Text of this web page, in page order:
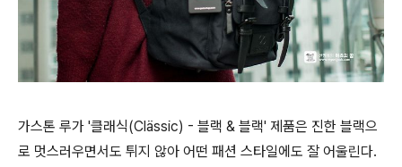
가스톤 루가 '클래식(Clässic) - 블랙 & 블랙' 제품은 진한 블랙으
로 멋스러우면서도 튀지 않아 어떤 패션 스타일에도 잘 어울린다.